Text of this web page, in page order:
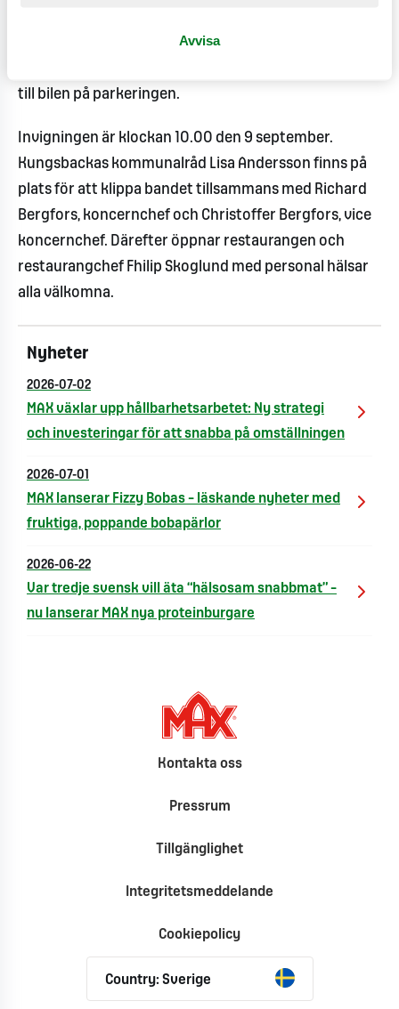
Avvisa
möjligheten att beställa och betala digitalt via MAX
till bilen på parkeringen.
Invigningen är klockan 10.00 den 9 september.
Kungsbackas kommunalråd Lisa Andersson finns på
plats för att klippa bandet tillsammans med Richard
Bergfors, koncernchef och Christoffer Bergfors, vice
koncernchef. Därefter öppnar restaurangen och
restaurangchef Fhilip Skoglund med personal hälsar
alla välkomna.
Nyheter
2026-07-02
MAX växlar upp hållbarhetsarbetet: Ny strategi
och investeringar för att snabba på omställningen
2026-07-01
MAX lanserar Fizzy Bobas – läskande nyheter med
fruktiga, poppande bobapärlor
2026-06-22
Var tredje svensk vill äta “hälsosam snabbmat” –
nu lanserar MAX nya proteinburgare
Kontakta oss
Pressrum
Tillgänglighet
Integritetsmeddelande
Cookiepolicy
Country: Sverige